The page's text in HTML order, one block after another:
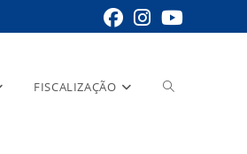
FISCALIZAÇÃO